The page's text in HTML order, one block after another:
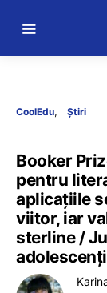
CoolEdu Știri
Booker
pentru
aplicațiile
viitor, iar
sterline /
adolescenți